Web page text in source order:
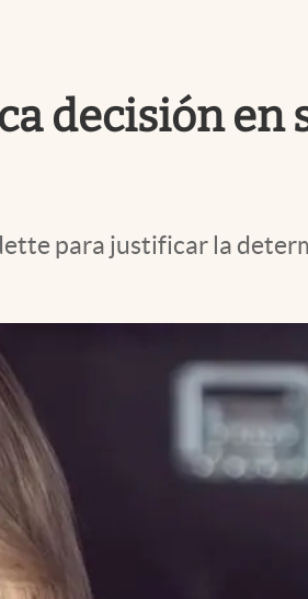
decisión en
para justificar la